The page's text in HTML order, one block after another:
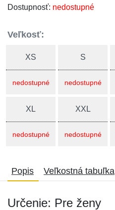
Dostupnosť: nedostupné
Veľkosť:
XS
nedostupné
S
nedostupné
XL
nedostupné
XXL
nedostupné
Popis Veľkostná tabuľka
Určenie: Pre ženy